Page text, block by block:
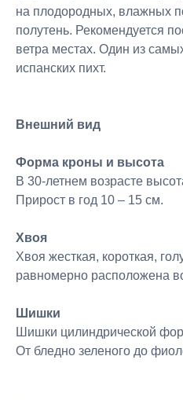
на плодородных, влажных
полутень. Рекомендуется
ветра местах. Один из
испанских пихт.
Внешний вид
Форма кроны и высота
В 30-летнем возрасте
Прирост в год 10 – 15 см.
Хвоя
Хвоя жесткая, короткая,
равномерно расположена
Шишки
Шишки цилиндрической
От бледно зеленого до